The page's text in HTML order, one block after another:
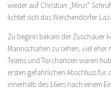
wieder auf Christian „Minzi“
lichtet sich das Weichendorfer
Zu beginn bekam der Zuschauer
Mannschaften zu sehen, viel eher
Teams und Torchancen waren
ersten gefährlichen Abschluss für
innerhalb des 16ers nach einem